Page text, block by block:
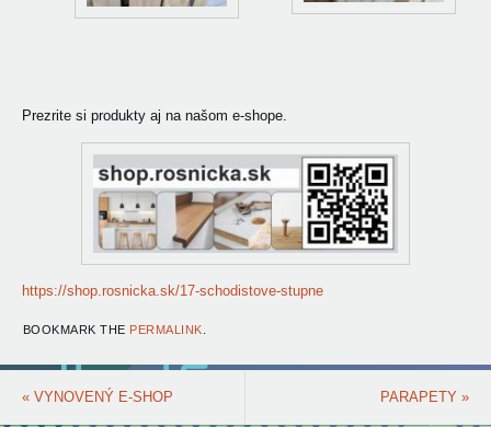
Prezrite si produkty aj na našom e-shope.
https://shop.rosnicka.sk/17-schodistove-stupne
BOOKMARK THE PERMALINK
«VYNOVENÝ E-SHOP PARAPETY»